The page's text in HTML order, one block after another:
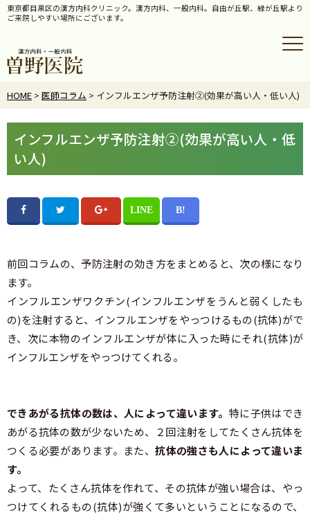
東京都目黒区の漢方内科クリニック。漢方内科、一般内科。自由が丘駅、緑が丘駅より
ご来院しやすい場所にございます。
HOME > 医師コラム > インフルエンザ予防注射②(効果が高い人・低い人)
インフルエンザ予防注射②(効果が高い人・低
い人)
前回コラムの、予防注射の効き方をまとめると、次の様になり
ます。
インフルエンザワクチン(インフルエンザをうんと弱くしたも
の)を注射すると、インフルエンザをやっつけるもの(抗体)がで
き、次に本物のインフルエンザが体に入った時にそれ(抗体)が
インフルエンザをやっつけてくれる。
できあがる抗体の数は、人によって違います。 特に子供はでき
あがる抗体の数が少ないため、２回注射をしてたくさん抗体を
つくる必要があります。また、抗体の強さも人によって違いま
す。
よって、たくさん抗体を作れて、その抗体が強い場合は、やっ
つけてくれるもの(抗体)が強くて多いということになるので、